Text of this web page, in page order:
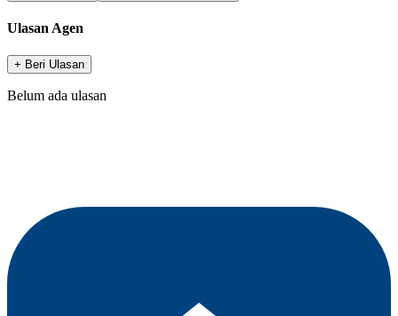
Ulasan Agen
+ Beri Ulasan
Belum ada ulasan